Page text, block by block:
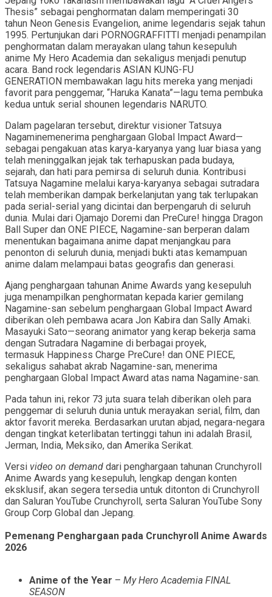
Thesis” sebagai penghormatan dalam memperingati 30
tahun Neon Genesis Evangelion, anime legendaris sejak tahun
1995. Pertunjukan dari PORNOGRAFFITTI menjadi penampilan
penghormatan dalam merayakan ulang tahun kesepuluh
anime My Hero Academia dan sekaligus menjadi penutup
acara. Band rock legendaris ASIAN KUNG-FU
GENERATION membawakan lagu hits mereka yang menjadi
favorit para penggemar, “Haruka Kanata”—lagu tema pembuka
kedua untuk serial shounen legendaris NARUTO.
Dalam pagelaran tersebut, direktur visioner Tatsuya
Nagaminemenerima penghargaan Global Impact Award—
sebagai pengakuan atas karya-karyanya yang luar biasa yang
telah meninggalkan jejak tak terhapuskan pada budaya,
sejarah, dan hati para pemirsa di seluruh dunia. Kontribusi
Tatsuya Nagamine melalui karya-karyanya sebagai sutradara
telah memberikan dampak berkelanjutan yang tak terlupakan
pada serial-serial yang dicintai dan berpengaruh di seluruh
dunia. Mulai dari Ojamajo Doremi dan PreCure! hingga Dragon
Ball Super dan ONE PIECE, Nagamine-san berperan dalam
menentukan bagaimana anime dapat menjangkau para
penonton di seluruh dunia, menjadi bukti atas kemampuan
anime dalam melampaui batas geografis dan generasi.
Ajang penghargaan tahunan Anime Awards yang kesepuluh
juga menampilkan penghormatan kepada karier gemilang
Nagamine-san sebelum penghargaan Global Impact Award
diberikan oleh pembawa acara Jon Kabira dan Sally Amaki.
Masayuki Sato—seorang animator yang kerap bekerja sama
dengan Sutradara Nagamine di berbagai proyek,
termasuk Happiness Charge PreCure! dan ONE PIECE,
sekaligus sahabat akrab Nagamine-san, menerima
penghargaan Global Impact Award atas nama Nagamine-san.
Pada tahun ini, rekor 73 juta suara telah diberikan oleh para
penggemar di seluruh dunia untuk merayakan serial, film, dan
aktor favorit mereka. Berdasarkan urutan abjad, negara-negara
dengan tingkat keterlibatan tertinggi tahun ini adalah Brasil,
Jerman, India, Meksiko, dan Amerika Serikat.
Versi video on demand dari penghargaan tahunan Crunchyroll
Anime Awards yang kesepuluh, lengkap dengan konten
eksklusif, akan segera tersedia untuk ditonton di Crunchyroll
dan Saluran YouTube Crunchyroll, serta Saluran YouTube Sony
Group Corp Global dan Jepang.
Pemenang Penghargaan pada Crunchyroll Anime Awards
2026
Anime of the Year – My Hero Academia FINAL
SEASON